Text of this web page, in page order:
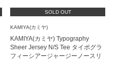
SOLD OUT
KAMIYA(カミヤ)
KAMIYA(カミヤ) Typography
Sheer Jersey N/S Tee タイポグラ
フィーシアージャージーノースリ